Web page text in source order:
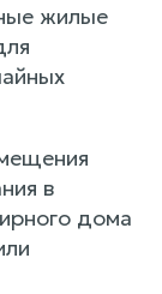
жилые
в
дома